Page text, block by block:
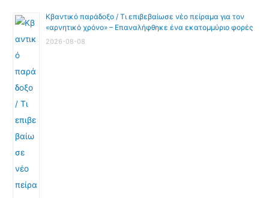
Κβαντικό παράδοξο / Τι επιβεβαίωσε νέο πείραμα για τον
«αρνητικό χρόνο» – Επαναλήφθηκε ένα εκατομμύριο φορές
2026-08-08